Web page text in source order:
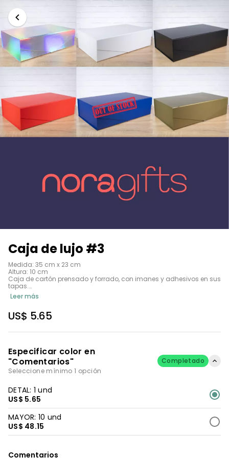
Caja de lujo #3
Medida: 35 cm x 23 cm
Altura: 10 cm
Caja de cartón prensado y forrado, con imanes y adhesivos en sus
tapas.
Disponible en: dorado, gris, negro, blanco, azul rey, turquesa, rojo,
Leer más
US$ 5.65
Especificar color en
"Comentarios"
Seleccione mínimo 1 opción
Completado
DETAL: 1 und
US$ 5.65
MAYOR: 10 und
US$ 48.15
Comentarios